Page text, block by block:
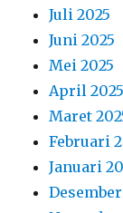
Juli 2025
Juni 2025
Mei 2025
April 2025
Maret
Februari
Januari